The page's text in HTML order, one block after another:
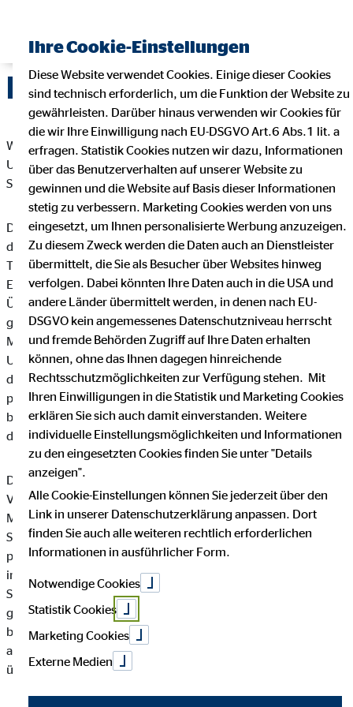
Datenschutz
Wir freuen uns sehr über Ihr Interesse an unserem
Unternehmen. Datenschutz hat einen besonders hohen
Stellenwert bei der OVB Vermögensberatung AG.
Die Verarbeitung personenbezogener Daten, beispielsweise
des Namens, der Anschrift, E-Mail-Adresse oder
Telefonnummer einer betroffenen Person, erfolgt stets im
Einklang mit der Datenschutz-Grundverordnung und in
Übereinstimmung mit den für die OVB Vermögensberatung AG
geltenden landesspezifischen Datenschutzbestimmungen.
Mittels dieser Datenschutzerklärung möchte unser
Unternehmen die Öffentlichkeit über Art, Umfang und Zweck
der von uns erhobenen, genutzten und verarbeiteten
personenbezogenen Daten informieren. Ferner werden
betroffene Personen mittels dieser Datenschutzerklärung über
die ihnen zustehenden Rechte aufgeklärt.
Die OVB Vermögensberatung AG hat als für die Verarbeitung
Verantwortlicher zahlreiche technische und organisatorische
Maßnahmen umgesetzt, um einen möglichst lückenlosen
Schutz der über diese Internetseite verarbeiteten
personenbezogenen Daten sicherzustellen. Dennoch können
internetbasierte Datenübertragungen grundsätzlich
Sicherheitslücken aufweisen, sodass ein absoluter Schutz nicht
gewährleistet werden kann. Aus diesem Grund steht es jeder
betroffenen Person frei, personenbezogene Daten auch auf
alternativen Wegen, beispielsweise telefonisch, an uns zu
übermitteln.
Ihre Cookie-Einstellungen
Diese Website verwendet Cookies. Einige dieser Cookies
sind technisch erforderlich, um die Funktion der Website zu
gewährleisten. Darüber hinaus verwenden wir Cookies für
die wir Ihre Einwilligung nach EU-DSGVO Art.6 Abs.1 lit. a
erfragen. Statistik Cookies nutzen wir dazu, Informationen
über das Benutzerverhalten auf unserer Website zu
gewinnen und die Website auf Basis dieser Informationen
stetig zu verbessern. Marketing Cookies werden von uns
eingesetzt, um Ihnen personalisierte Werbung anzuzeigen.
Zu diesem Zweck werden die Daten auch an Dienstleister
übermittelt, die Sie als Besucher über Websites hinweg
verfolgen. Dabei könnten Ihre Daten auch in die USA und
andere Länder übermittelt werden, in denen nach EU-
DSGVO kein angemessenes Datenschutzniveau herrscht
und fremde Behörden Zugriff auf Ihre Daten erhalten
können, ohne das Ihnen dagegen hinreichende
Rechtsschutzmöglichkeiten zur Verfügung stehen. Mit
Ihren Einwilligungen in die Statistik und Marketing Cookies
erklären Sie sich auch damit einverstanden. Weitere
individuelle Einstellungsmöglichkeiten und Informationen
zu den eingesetzten Cookies finden Sie unter "Details
anzeigen".
Alle Cookie-Einstellungen können Sie jederzeit über den
Link in unserer Datenschutzerklärung anpassen. Dort
finden Sie auch alle weiteren rechtlich erforderlichen
Informationen in ausführlicher Form.
Notwendige Cookies
Statistik Cookies
Marketing Cookies
Externe Medien